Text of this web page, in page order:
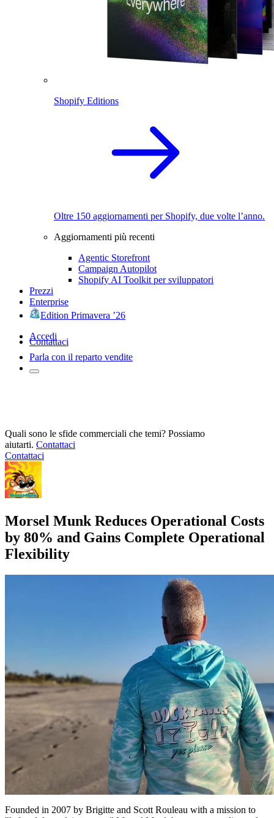
Shopify Editions
Oltre 150 aggiornamenti per Shopify, due volte l’anno.
Aggiornamenti più recenti
Agentic Storefront
Campaign Autopilot
Shopify AI Toolkit per sviluppatori
Prezzi
Enterprise
Edition Primavera ’26
Accedi
Contattaci
Parla con il reparto vendite
Quali sono le sfide commerciali che temi? Possiamo
aiutarti. Contattaci
Contattaci
Morsel Munk Reduces Operational Costs
by 80% and Gains Complete Operational
Flexibility
Founded in 2007 by Brigitte and Scott Rouleau with a mission to